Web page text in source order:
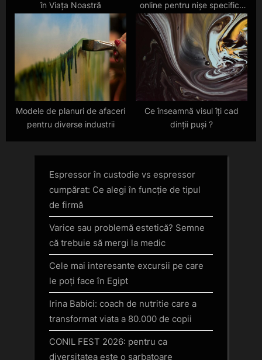
în Viața Noastră
online pentru nișe specifice
în Europa în 2025
Modele de planuri de afaceri
pentru diverse industrii
Ce înseamnă visul îți cad
dinții puși ?
Espressor în custodie vs espressor
cumpărat: Ce alegi în funcție de tipul
de firmă
Varice sau problemă estetică? Semne
că trebuie să mergi la medic
Cele mai interesante excursii pe care
le poți face în Egipt
Irina Babici: coach de nutritie care a
transformat viata a 80.000 de copii
CONIL FEST 2026: pentru ca
diversitatea este o sarbatoare